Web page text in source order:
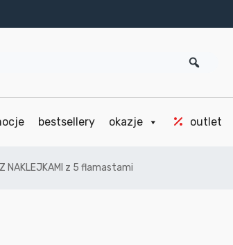
bestsellery okazje outlet
Z NAKLEJKAMI z 5 flamastami